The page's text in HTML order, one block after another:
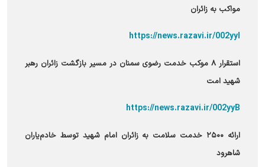
مواکب به زائران
https://news.razavi.ir/002yyI
استقرار ۸ موکب خدمت رضوی سمنان در مسیر بازگشت زائران رهبر
شهید امت
https://news.razavi.ir/002yyB
ارائه ۲۵۰۰ خدمت سلامت به زائران امام شهید توسط خادم‌یاران
شاهرود